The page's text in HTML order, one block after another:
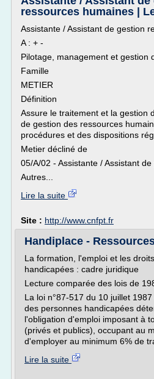
ressources humaines |
Assistante / Assistant de gestion
A : + -
Pilotage, management et gestion
Famille
METIER
Définition
Assure le traitement et la gestion
de gestion des ressources
procédures et des dispositions
Metier décliné de
05/A/02 - Assistante / Assistant
Autres...
Lire la suite
Site : http://www.cnfpt.fr
Handiplace -
La formation, l'emploi et les
handicapées : cadre juridique
Lecture comparée des lois de
La loi n°87-517 du 10 juillet
des personnes handicapées
l'obligation d'emploi imposant à
(privés et publics), occupant au
d'employer au minimum 6% de
Lire la suite